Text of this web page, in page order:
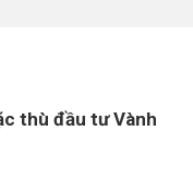
thù đầu tư Vành